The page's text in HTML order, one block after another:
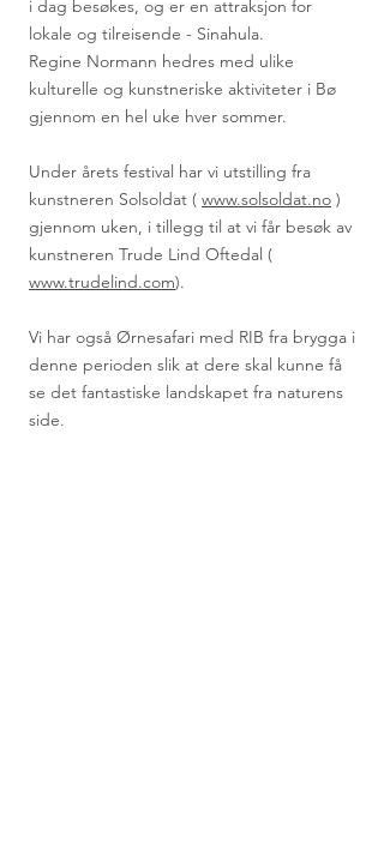
i dag besøkes, og er en attraksjon for
lokale og tilreisende - Sinahula.
Regine Normann hedres med ulike
kulturelle og kunstneriske aktiviteter i Bø
gjennom en hel uke hver sommer.
Under årets festival har vi utstilling fra
kunstneren Solsoldat ( www.solsoldat.no )
gjennom uken, i tillegg til at vi får besøk av
kunstneren Trude Lind Oftedal (
www.trudelind.com).
Vi har også Ørnesafari med RIB fra brygga i
denne perioden slik at dere skal kunne få
se det fantastiske landskapet fra naturens
side.